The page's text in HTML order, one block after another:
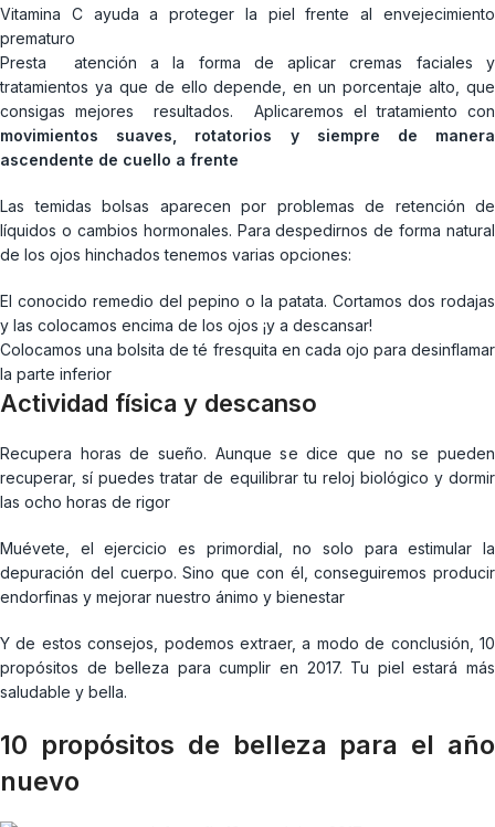
Vitamina C ayuda a proteger la piel frente al envejecimiento
prematuro
Presta atención a la forma de aplicar cremas faciales y
tratamientos ya que de ello depende, en un porcentaje alto, que
consigas mejores resultados. Aplicaremos el tratamiento con
movimientos suaves, rotatorios y siempre de manera
ascendente de cuello a frente
Las temidas bolsas aparecen por problemas de retención de
líquidos o cambios hormonales. Para despedirnos de forma natural
de los ojos hinchados tenemos varias opciones:
El conocido remedio del pepino o la patata. Cortamos dos rodajas
y las colocamos encima de los ojos ¡y a descansar!
Colocamos una bolsita de té fresquita en cada ojo para desinflamar
la parte inferior
Actividad física y descanso
Recupera horas de sueño. Aunque se dice que no se pueden
recuperar, sí puedes tratar de equilibrar tu reloj biológico y dormir
las ocho horas de rigor
Muévete, el ejercicio es primordial, no solo para estimular la
depuración del cuerpo. Sino que con él, conseguiremos producir
endorfinas y mejorar nuestro ánimo y bienestar
Y de estos consejos, podemos extraer, a modo de conclusión, 10
propósitos de belleza para cumplir en 2017. Tu piel estará más
saludable y bella.
10 propósitos de belleza para el año
nuevo